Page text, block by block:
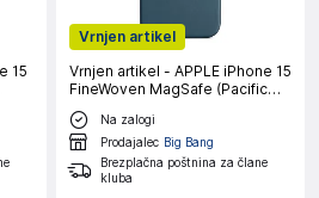
15
Vrnjen artikel
Vrnjen artikel - APPLE iPhone 15
FineWoven MagSafe (Pacific
Blue) ovitek
Na zalogi
Prodajalec Big Bang
Brezplačna poštnina za člane
kluba